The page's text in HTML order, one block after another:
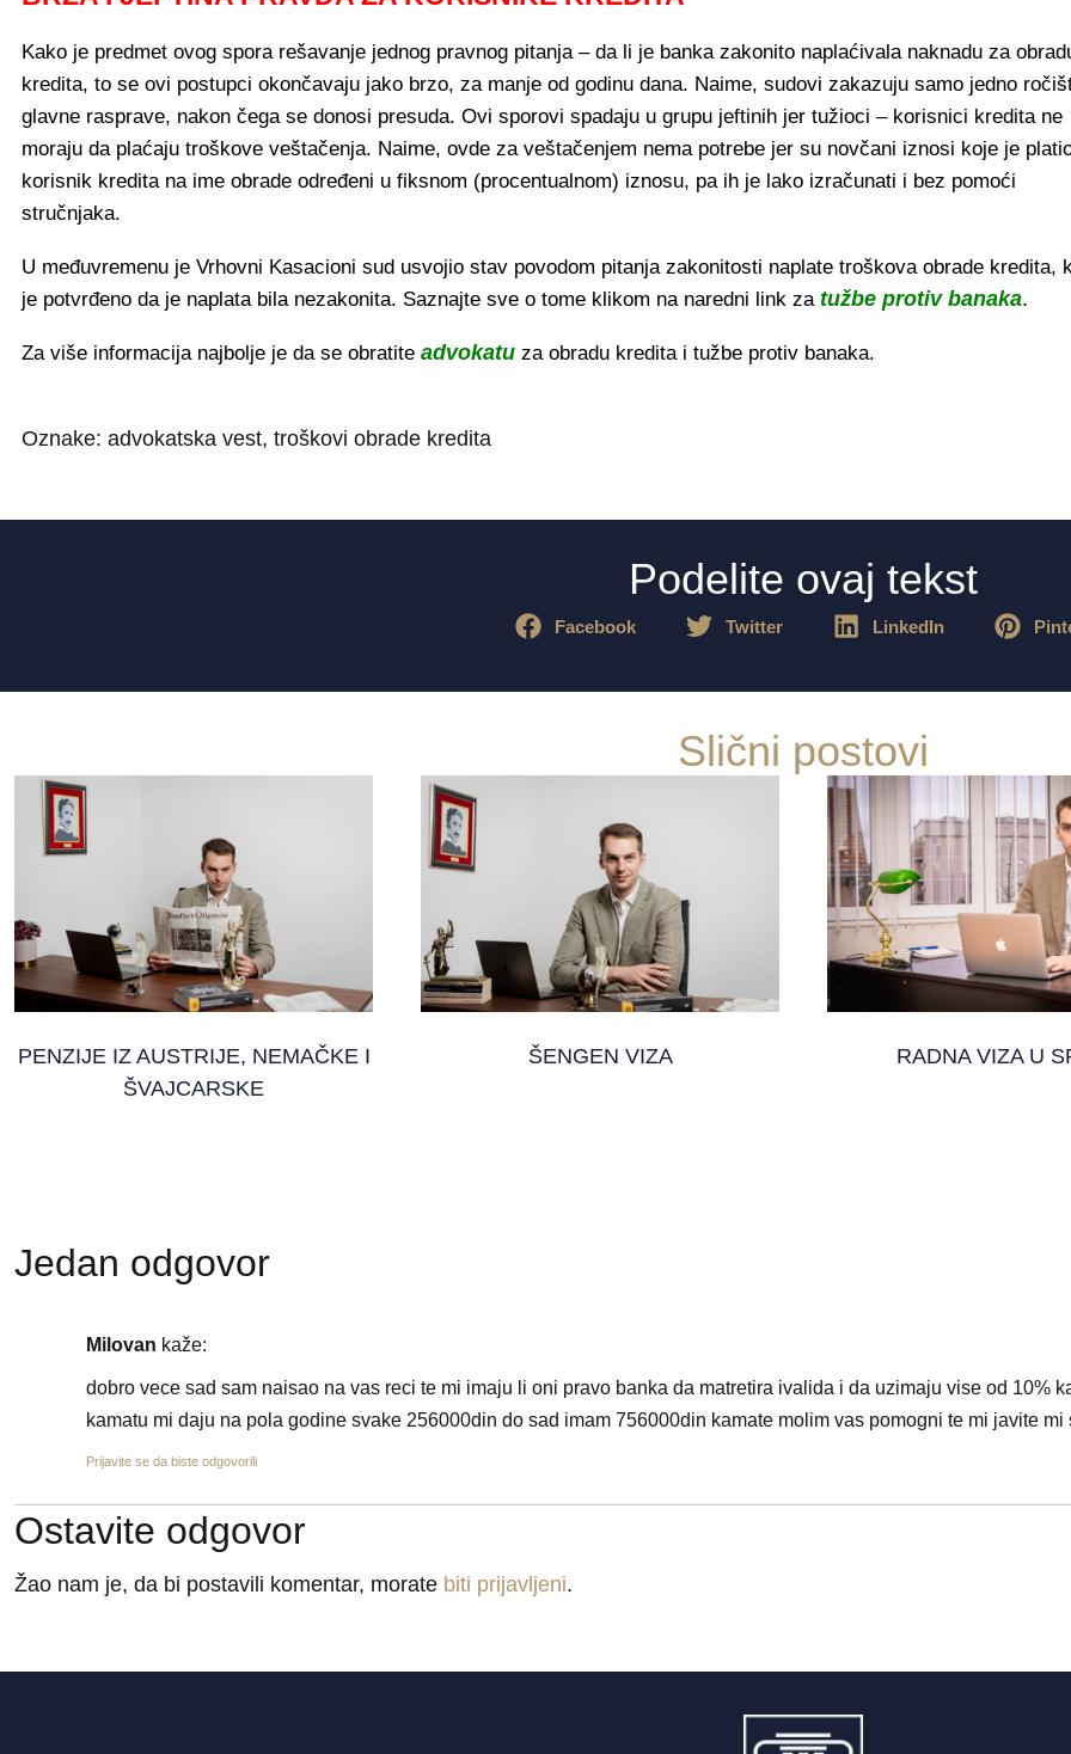
Kako je predmet ovog spora rešavanje jednog pravnog pitanja – da li je banka zakonito naplaćivala naknadu za
kredita, to se ovi postupci okončavaju jako brzo, za manje od godinu dana. Naime, sudovi zakazuju samo jedno
glavne rasprave, nakon čega se donosi presuda. Ovi sporovi spadaju u grupu jeftinih jer tužioci – korisnici kredita ne
moraju da plaćaju troškove veštačenja. Naime, ovde za veštačenjem nema potrebe jer su novčani iznosi koje je
korisnik kredita na ime obrade određeni u fiksnom (procentualnom) iznosu, pa ih je lako izračunati i bez pomoći
stručnjaka.
U međuvremenu je Vrhovni Kasacioni sud usvojio stav povodom pitanja zakonitosti naplate troškova obrade kredita,
je potvrđeno da je naplata bila nezakonita. Saznajte sve o tome klikom na naredni link za tužbe protiv banaka.
Za više informacija najbolje je da se obratite advokatu za obradu kredita i tužbe protiv banaka.
Oznake: advokatska vest, troškovi obrade kredita
Podelite ovaj tekst
Facebook Twitter LinkedIn
Slični postovi
PENZIJE IZ AUSTRIJE, NEMAČKE I
ŠVAJCARSKE
ŠENGEN VIZA RADNA VIZA U
Jedan odgovor
Milovan kaže:
dobro vece sad sam naisao na vas reci te mi imaju li oni pravo banka da matretira ivalida i da uzimaju vise od 10%
kamatu mi daju na pola godine svake 256000din do sad imam 756000din kamate molim vas pomogni te mi javite
Prijavite se da biste odgovorili
Ostavite odgovor
Žao nam je, da bi postavili komentar, morate biti prijavljeni.